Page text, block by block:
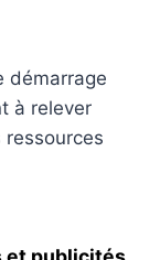
démarrage
à relever